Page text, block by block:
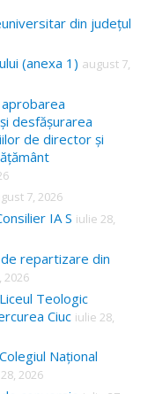
din județul
(anexa 1) august 7,
desfășurarea
de director și
7, 2026
IA S iulie 28,
repartizare din
2026
Teologic
Ciuc iulie 28,
Național
2026